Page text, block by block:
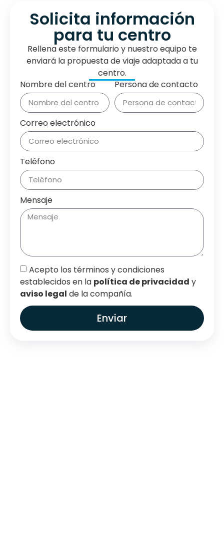
Solicita información
para tu centro
Rellena este formulario y nuestro equipo te
enviará la propuesta de viaje adaptada a tu
centro.
Nombre del centro
Persona de contacto
Correo electrónico
Teléfono
Mensaje
Acepto los términos y condiciones
establecidos en la política de privacidad y
aviso legal de la compañía.
Enviar